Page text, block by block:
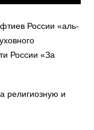
России «аль-
России «За
религиозную и